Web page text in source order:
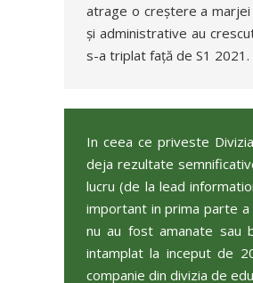
atrage o creștere a
și administrative au
s-a triplat față de S1 2021.
In ceea ce priveste
deja rezultate
lucru (de la lead
important in prima parte
nu au fost amanate sau
intamplat la inceput de
companie din divizia de